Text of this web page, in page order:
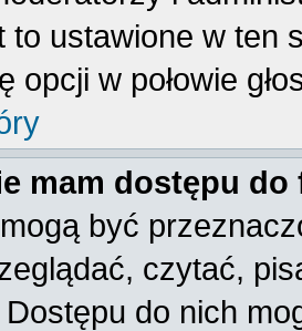
to ustawione w ten
opcji w połowie
mam dostępu do
być
czytać,
do nich